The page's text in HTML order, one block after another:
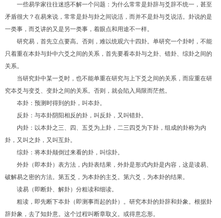
一些易学家往往迷惑不解一个问题：为什么常常是卦辞与爻辞不统一，甚至
矛盾很大？在易来说，常常是卦与卦之间说活，而并不是卦与爻说活。卦说的是
一类事，而爻讲的又是另一类事，着眼点和用途不一样。
研究易，首先立点要高。否则，难以统观六十四卦。单研究一个卦时，不能
只着重在本卦与卦中六爻之间的关系，首先要看夲卦与之卦、错卦、综卦之间的
关系。
当研究卦中某一爻时，也不能单重在研究与上下爻之间的关系，而应重在研
究夲爻与变爻、变卦之间的关系。否则，就会陷入局限而茫然。
夲卦：预测时得到的卦，叫夲卦。
反卦：与夲卦阴阳相反的卦，叫反卦，又叫错卦。
内卦：以本卦之三、四、五爻为上卦，二三四爻为下卦，组成的卦称为内
卦，又叫之卦，又叫互卦。
综卦：将本卦颠倒过来看的卦，叫综卦。
外卦（即本卦）表方法，内卦表结果，外卦是形式内卦是内容，这是读易、
破解易之密的方法。第五爻，为本卦的主爻。第六爻，为本卦的结果。
读易（即断卦、解卦）分粗读和细读。
粗读，即先断下夲卦（即测事而起的卦）。研究本卦的卦辞和卦象。根据卦
辞卦象，去了知卦意。这个过程叫断章取义。或得意忘形。